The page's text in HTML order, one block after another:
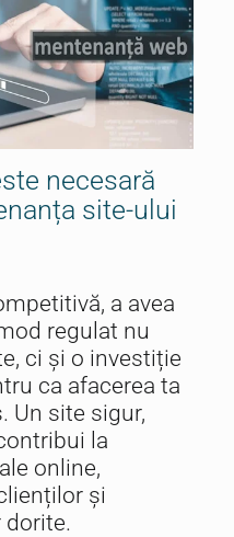
necesară
site-ului
a avea
regulat nu
ci și o investiție
ca afacerea ta
Un site sigur,
la
online,
și